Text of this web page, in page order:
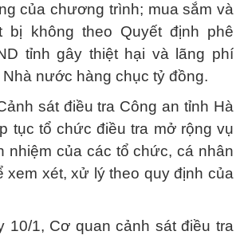
của chương trình; mua sắm và
bị không theo Quyết định phê
tỉnh gây thiệt hại và lãng phí
nước hàng chục tỷ đồng.
sát điều tra Công an tỉnh Hà
tục tổ chức điều tra mở rộng vụ
nhiệm của các tổ chức, cá nhân
xem xét, xử lý theo quy định của
10/1, Cơ quan cảnh sát điều tra